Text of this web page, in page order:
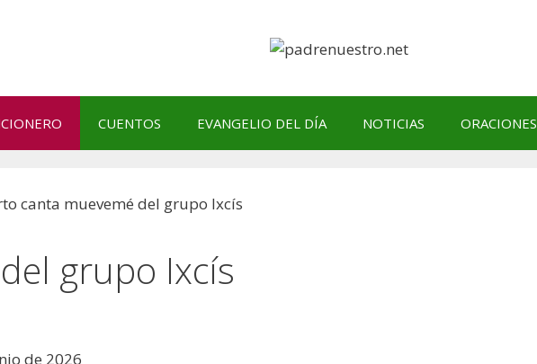
CUENTOS EVANGELIO DEL DÍA NOTICIAS ORACIONES
grupo Ixcís
de 2026